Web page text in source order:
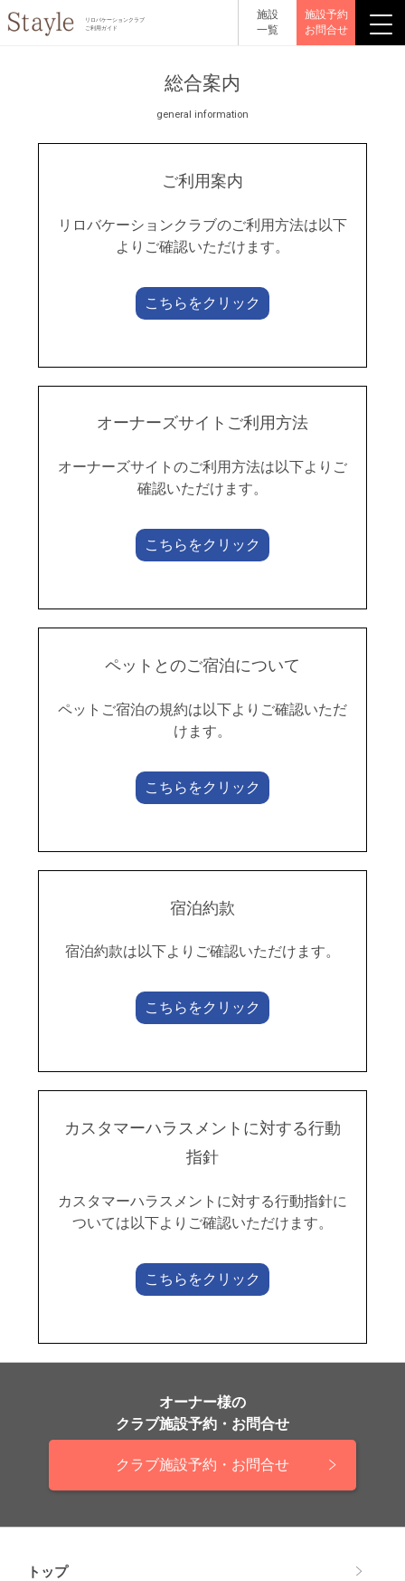
リロバケーションクラブ
ご利用ガイド
施設
一覧
施設予約
お問合せ
総合案内
general information
ご利用案内
リロバケーションクラブのご利用方法は以下
よりご確認いただけます。
こちらをクリック
オーナーズサイトご利用方法
オーナーズサイトのご利用方法は以下よりご
確認いただけます。
こちらをクリック
ペットとのご宿泊について
ペットご宿泊の規約は以下よりご確認いただ
けます。
こちらをクリック
宿泊約款
宿泊約款は以下よりご確認いただけます。
こちらをクリック
カスタマーハラスメントに対する行動
指針
カスタマーハラスメントに対する行動指針に
ついては以下よりご確認いただけます。
こちらをクリック
オーナー様の
クラブ施設予約・お問合せ
クラブ施設予約・お問合せ
トップ